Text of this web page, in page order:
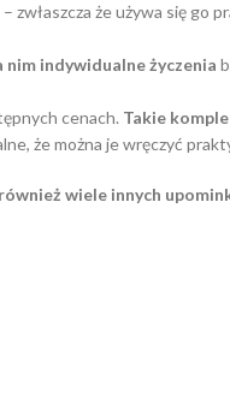
zwłaszcza że używa się go
nim indywidualne życzenia
cenach. Takie
że można je wręczyć
wiele innych